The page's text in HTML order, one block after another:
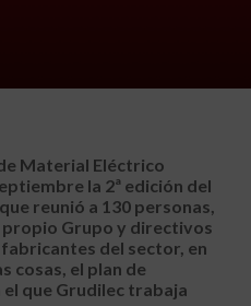
Material Eléctrico
la 2ª edición del
reunió a 130 personas,
Grupo y directivos
del sector, en
cosas, el plan de
que Grudilec trabaja